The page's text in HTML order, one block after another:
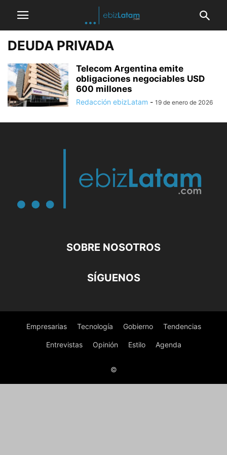
DEUDA PRIVADA
Telecom Argentina emite
obligaciones negociables USD
600 millones
Redacción ebizLatam - 19 de enero de 2026
SOBRE NOSOTROS
SÍGUENOS
Empresarias Tecnología Gobierno Tendencias
Entrevistas Opinión Estilo Agenda
©